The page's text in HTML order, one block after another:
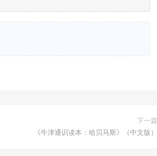
下一篇
《牛津通识读本：哈贝马斯》（中文版）